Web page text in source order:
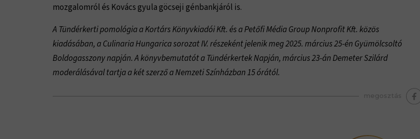
mozgalomról és Kovács gyula göcseji génbankjáról is.
A Tündérkerti pomológia a Kortárs Könyvkiadói Kft. és a Petőfi Média Group Nonprofit Kft. közös
kiadásában, a Culinaria Hungarica sorozat IV. részeként jelenik meg 2025. március 25-én Gyümölcsoltó
Boldogasszony napján. A könyvbemutatót a Tündérkertek Napján, március 23-án Demeter Szilárd
moderálásával tartja a két szerző a Nemzeti Színházban 15 órától.
megosztás